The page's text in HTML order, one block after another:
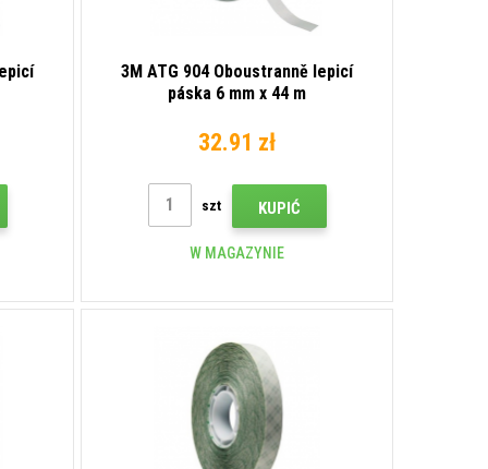
3M ATG 904 Oboustranně lepicí
páska 6 mm x 44 m
32.91 zł
szt KUPIĆ
W MAGAZYNIE